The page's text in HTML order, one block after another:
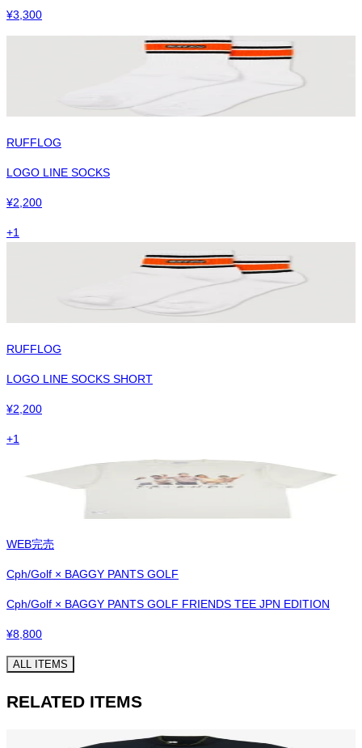
¥3,300
RUFFLOG
LOGO LINE SOCKS
¥2,200
+1
RUFFLOG
LOGO LINE SOCKS SHORT
¥2,200
+1
WEB完売
Cph/Golf × BAGGY PANTS GOLF
Cph/Golf × BAGGY PANTS GOLF FRIENDS TEE JPN EDITION
¥8,800
ALL ITEMS
RELATED ITEMS